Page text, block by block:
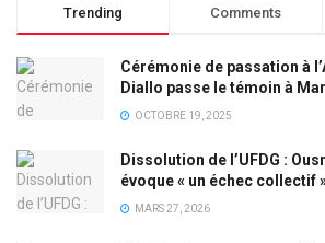
Trending Comments
Cérémonie de passation à
Diallo passe le témoin à
OCTOBRE 19, 2025
Dissolution de l’UFDG :
évoque « un échec collectif
MARS 27, 2026